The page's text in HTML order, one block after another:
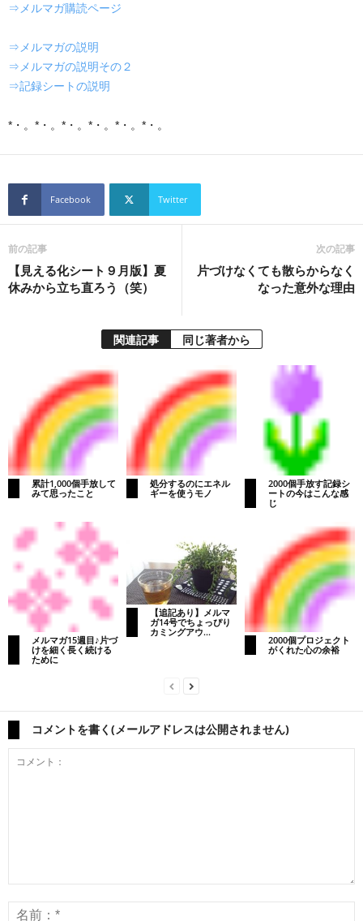
⇒メルマガ購読ページ
⇒メルマガの説明
⇒メルマガの説明その２
⇒記録シートの説明
*・。*・。*・。*・。*・。*・。
Facebook Twitter
前の記事
【見える化シート９月版】夏
休みから立ち直ろう（笑）
次の記事
片づけなくても散らからなく
なった意外な理由
関連記事 同じ著者から
累計1,000個手放して
みて思ったこと
処分するのにエネル
ギーを使うモノ
2000個手放す記録シ
ートの今はこんな感
じ
メルマガ15週目♪片づ
けを細く長く続ける
ために
【追記あり】メルマ
ガ14号でちょっぴり
カミングアウ...
2000個プロジェクト
がくれた心の余裕
コメントを書く(メールアドレスは公開されません)